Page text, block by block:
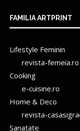
FAMILIA ARTPRINT
Lifestyle Feminin
revista-femeia.ro
Cooking
e-cuisine.ro
Home & Deco
revista-
Sanatate